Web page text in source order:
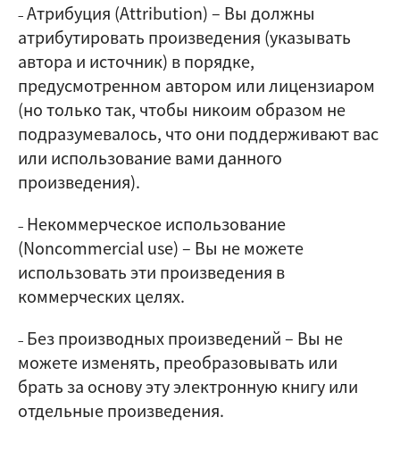
– Атрибуция (Attribution)– Вы должны
атрибутировать произведения (указывать
автора и источник) в порядке,
предусмотренном автором или лицензиаром
(но только так, чтобы никоим образом не
подразумевалось, что они поддерживают вас
или использование вами данного
произведения).
– Некоммерческое использование
(Noncommercial use)– Вы не можете
использовать эти произведения в
коммерческих целях.
– Без производных произведений– Вы не
можете изменять, преобразовывать или
брать за основу эту электронную книгу или
отдельные произведения.